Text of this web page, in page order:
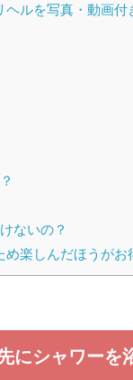
ルを写真・動画付
ないの？
楽しんだほうがお
にシャワーを